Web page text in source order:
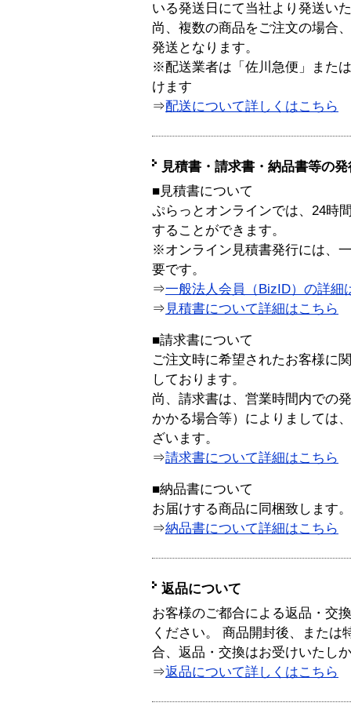
いる発送日にて当社より発送い
尚、複数の商品をご注文の場合
発送となります。
※配送業者は「佐川急便」また
けます
⇒配送について詳しくはこちら
見積書・請求書・納品書等の
■見積書について
ぷらっとオンラインでは、24時
することができます。
※オンライン見積書発行には、
要です。
⇒一般法人会員（BizID）の詳細
⇒ 見積書について詳細はこちら
■請求書について
ご注文時に希望されたお客様に
しております。
尚、請求書は、営業時間内での
かかる場合等）によりましては
ざいます。
⇒請求書について詳細はこちら
■納品書について
お届けする商品に同梱致します。
⇒納品書について詳細はこちら
返品について
お客様のご都合による返品・交
ください。 商品開封後、または
合、返品・交換はお受けいたし
⇒返品について詳しくはこちら